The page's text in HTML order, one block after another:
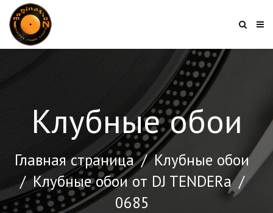
Клубные обои
Главная страница /Клубные обои
/Клубные обои от DJ TENDERа /
0685